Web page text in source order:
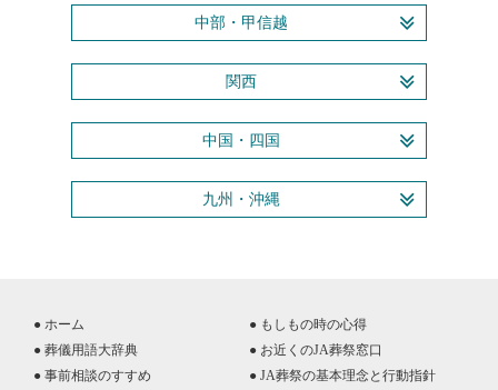
中部・甲信越
関西
中国・四国
九州・沖縄
● ホーム
● もしもの時の心得
● 葬儀用語大辞典
● お近くのJA葬祭窓口
● 事前相談のすすめ
● JA葬祭の基本理念と行動指針